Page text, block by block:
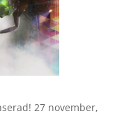
27 november,